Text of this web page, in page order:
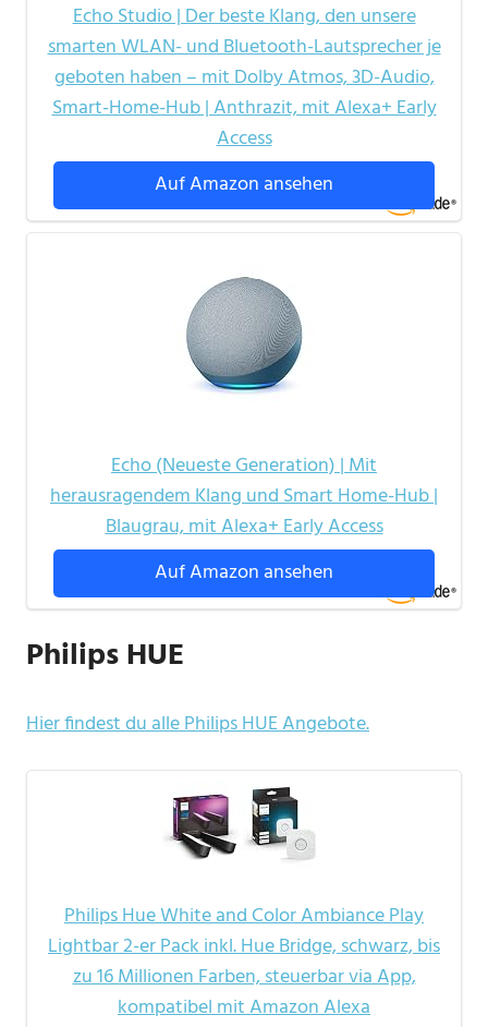
Echo Studio | Der beste Klang, den unsere
smarten WLAN- und Bluetooth-Lautsprecher je
geboten haben – mit Dolby Atmos, 3D-Audio,
Smart-Home-Hub | Anthrazit, mit Alexa+ Early
Access
Auf Amazon ansehen
Echo (Neueste Generation) | Mit
herausragendem Klang und Smart Home-Hub |
Blaugrau, mit Alexa+ Early Access
Auf Amazon ansehen
Philips HUE
Hier findest du alle Philips HUE Angebote.
Philips Hue White and Color Ambiance Play
Lightbar 2-er Pack inkl. Hue Bridge, schwarz, bis
zu 16 Millionen Farben, steuerbar via App,
kompatibel mit Amazon Alexa